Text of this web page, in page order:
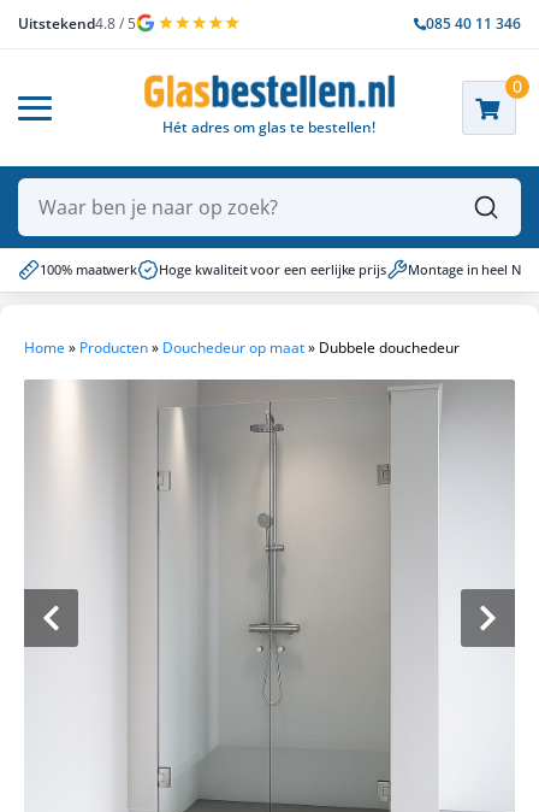
Uitstekend4.8 / 5 085 40 11 346
Hét adres om glas te bestellen!
0
Waar ben je naar op zoek?
100% maatwerk Hoge kwaliteit voor een eerlijke prijs Montage in heel NL
Home» Producten» Douchedeur op maat» Dubbele douchedeur